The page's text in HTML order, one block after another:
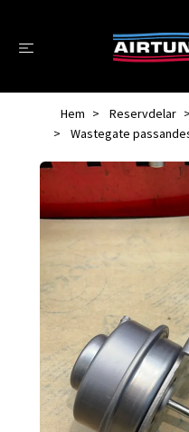
Hem Reservdelar
Wastegate